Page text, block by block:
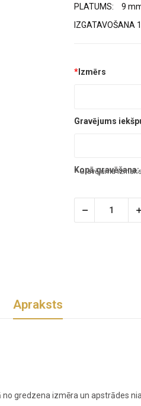
PLATUMS:
9
IZGATAVOŠANA
* Izmērs
Gravējums
Kopā gravēšana:
* Gravējuma
Apraksts
gredzena izmēra un apstrādes